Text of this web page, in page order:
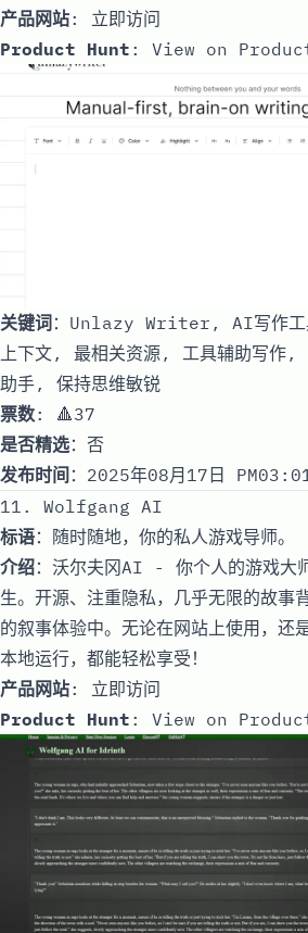
产品网站: 立即访问
Product Hunt : View on
关键词：Unlazy Writer, AI写作工
上下文, 最相关资源, 工具辅助写作,
助手, 保持思维敏锐
票数: 🔺37
是否精选：否
发布时间 ：2025年08月17日
11. Wolfgang AI
标语：随时随地，你的私人游戏导师。
介绍：沃尔夫冈AI - 你个人的游戏大
生。开源、注重隐私，几乎无限的故事
的叙事体验中。无论在网站上使用，还
本地运行，都能轻松享受！
产品网站: 立即访问
Product Hunt : View on